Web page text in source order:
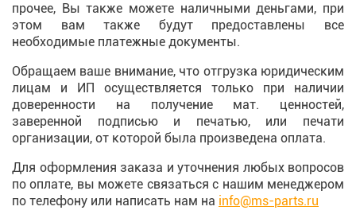
прочее, Вы также можете наличными деньгами, при
этом вам также будут предоставлены все
необходимые платежные документы.
Обращаем ваше внимание, что отгрузка юридическим
лицам и ИП осуществляется только при наличии
доверенности на получение мат. ценностей,
заверенной подписью и печатью, или печати
организации, от которой была произведена оплата.
Для оформления заказа и уточнения любых вопросов
по оплате, вы можете связаться с нашим менеджером
по телефону или написать нам на info@ms-parts.ru